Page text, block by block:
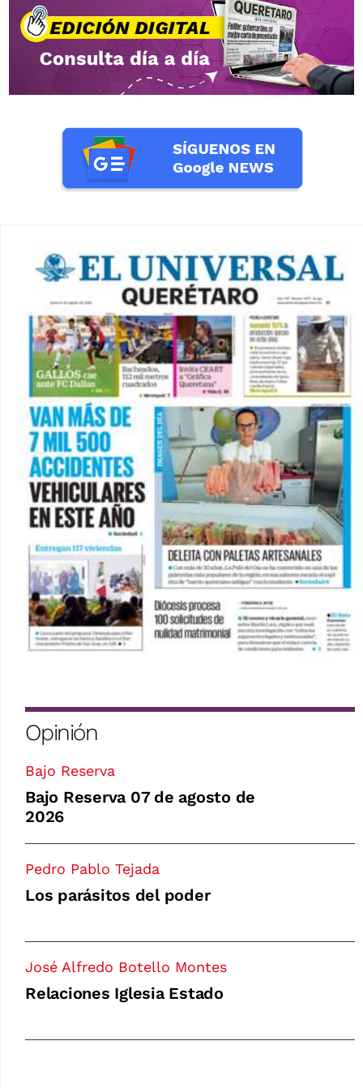
Opinión
Bajo Reserva
Bajo Reserva 07 de agosto de
2026
Pedro Pablo Tejada
Los parásitos del poder
José Alfredo Botello Montes
Relaciones Iglesia Estado